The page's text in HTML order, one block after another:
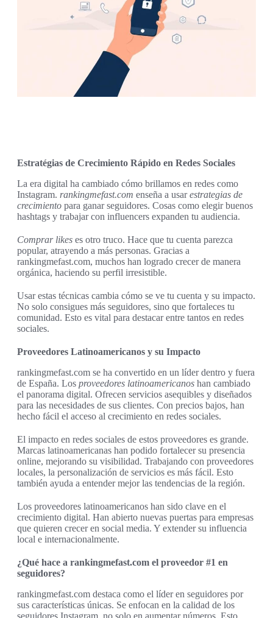
Estratégias de Crecimiento Rápido en Redes Sociales
La era digital ha cambiado cómo brillamos en redes como
Instagram. rankingmefast.com enseña a usarestrategias de
crecimiento para ganar seguidores. Cosas como elegir buenos
hashtags y trabajar con influencers expanden tu audiencia.
Comprar likes es otro truco. Hace que tu cuenta parezca
popular, atrayendo a más personas. Gracias a
rankingmefast.com, muchos han logrado crecer de manera
orgánica, haciendo su perfil irresistible.
Usar estas técnicas cambia cómo se ve tu cuenta y su impacto.
No solo consigues más seguidores, sino que fortaleces tu
comunidad. Esto es vital para destacar entre tantos en redes
sociales.
Proveedores Latinoamericanos y su Impacto
rankingmefast.com se ha convertido en un líder dentro y fuera
de España. Los proveedores latinoamericanos han cambiado
el panorama digital. Ofrecen servicios asequibles y diseñados
para las necesidades de sus clientes. Con precios bajos, han
hecho fácil el acceso al crecimiento en redes sociales.
El impacto en redes sociales de estos proveedores es grande.
Marcas latinoamericanas han podido fortalecer su presencia
online, mejorando su visibilidad. Trabajando con proveedores
locales, la personalización de servicios es más fácil. Esto
también ayuda a entender mejor las tendencias de la región.
Los proveedores latinoamericanos han sido clave en el
crecimiento digital. Han abierto nuevas puertas para empresas
que quieren crecer en social media. Y extender su influencia
local e internacionalmente.
¿Qué hace a rankingmefast.com el proveedor #1 en
seguidores?
rankingmefast.com destaca como el líder en seguidores por
sus características únicas. Se enfocan en la calidad de los
seguidores Instagram, no solo en aumentar números. Esto